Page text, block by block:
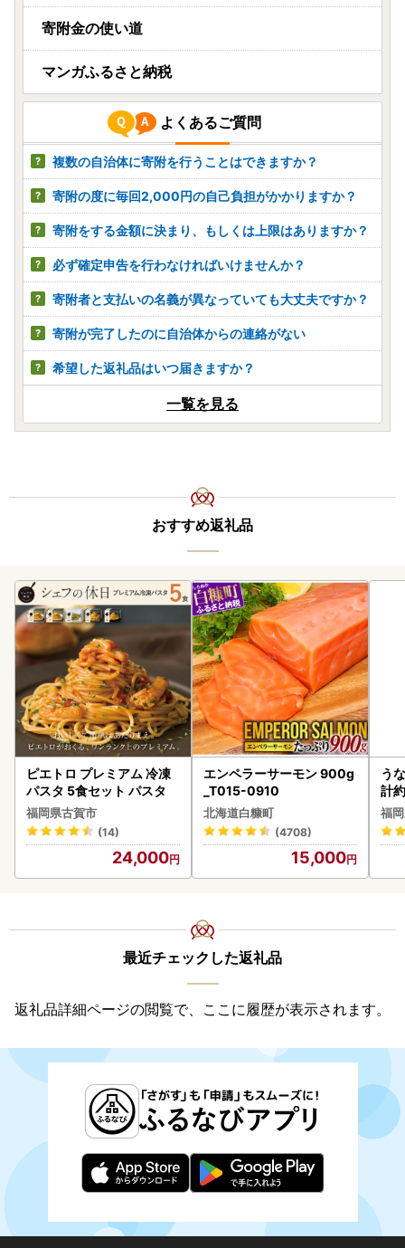
寄附金の使い道
マンガふるさと納税
よくあるご質問
複数の自治体に寄附を行うことはできますか？
寄附の度に毎回2,000円の自己負担がかかりますか？
寄附をする金額に決まり、もしくは上限はありますか？
必ず確定申告を行わなければいけませんか？
寄附者と支払いの名義が異なっていても大丈夫ですか？
寄附が完了したのに自治体からの連絡がない
希望した返礼品はいつ届きますか？
一覧を見る
おすすめ返礼品
ピエトロ プレミアム 冷凍
パスタ 5食セット パスタ
福岡県古賀市
(14)
24,000
エンペラーサーモン 900g
_T015-0910
北海道白糠町
(4708)
15,000
う
計
な
福
最近チェックした返礼品
返礼品詳細ページの閲覧で、ここに履歴が表示されます。